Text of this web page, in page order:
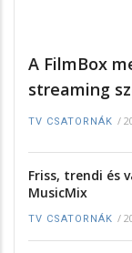
A FilmBox
streaming
TV CSATORNÁK /
Friss, trendi és
MusicMix
TV CSATORNÁK /